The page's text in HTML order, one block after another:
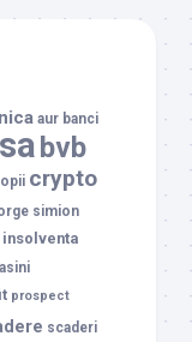
aur banci
bvb
crypto
simion
insolventa
prospect
scaderi